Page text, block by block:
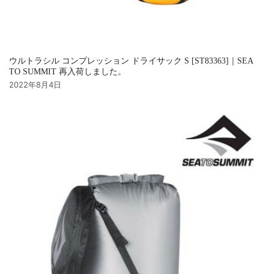
ウルトラシル コンプレッション ドライサック S [ST83363]｜SEA
TO SUMMIT 再入荷しました。
2022年8月4日